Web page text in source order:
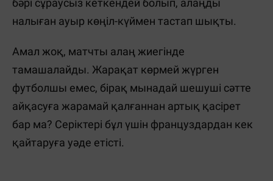
бәрі сұраусыз кеткендей болып, алаңды
налыған ауыр көңіл-күймен тастап шықты.
Амал жоқ, матчты алаң жиегінде
тамашалайды. Жарақат көрмей жүрген
футболшы емес, бірақ мынадай шешуші сәтте
айқасуға жарамай қалғаннан артық қасірет
бар ма? Серіктері бұл үшін француздардан кек
қайтаруға уәде етісті.